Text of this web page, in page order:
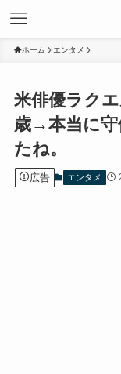
ホーム エンタメ
米俳優ラク
歳→本当に守
たね。
広告 エンタメ